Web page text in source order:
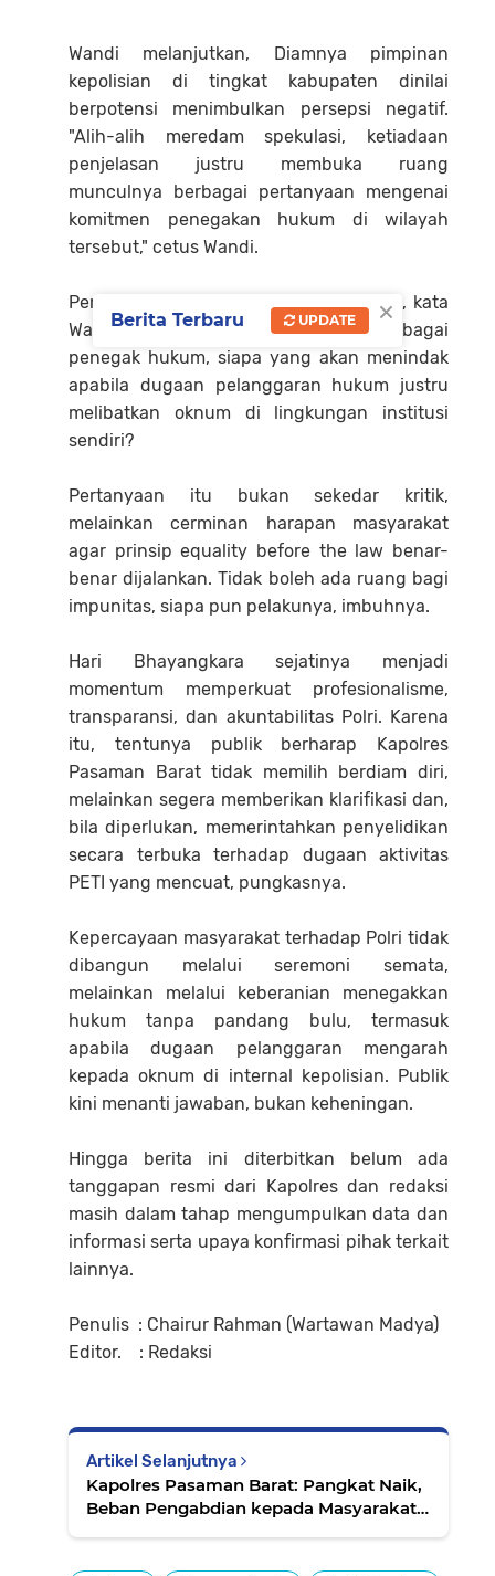
Wandi melanjutkan, Diamnya pimpinan
kepolisian di tingkat kabupaten dinilai
berpotensi menimbulkan persepsi negatif.
"Alih-alih meredam spekulasi, ketiadaan
penjelasan justru membuka ruang
munculnya berbagai pertanyaan mengenai
komitmen penegakan hukum di wilayah
tersebut," cetus Wandi.
Pertanyaan mendasar pun mengemuka, kata
Wandi, jika Polri diberi amanat sebagai
penegak hukum, siapa yang akan menindak
apabila dugaan pelanggaran hukum justru
melibatkan oknum di lingkungan institusi
sendiri?
Pertanyaan itu bukan sekedar kritik,
melainkan cerminan harapan masyarakat
agar prinsip equality before the law benar-
benar dijalankan. Tidak boleh ada ruang bagi
impunitas, siapa pun pelakunya, imbuhnya.
Hari Bhayangkara sejatinya menjadi
momentum memperkuat profesionalisme,
transparansi, dan akuntabilitas Polri. Karena
itu, tentunya publik berharap Kapolres
Pasaman Barat tidak memilih berdiam diri,
melainkan segera memberikan klarifikasi dan,
bila diperlukan, memerintahkan penyelidikan
secara terbuka terhadap dugaan aktivitas
PETI yang mencuat, pungkasnya.
Kepercayaan masyarakat terhadap Polri tidak
dibangun melalui seremoni semata,
melainkan melalui keberanian menegakkan
hukum tanpa pandang bulu, termasuk
apabila dugaan pelanggaran mengarah
kepada oknum di internal kepolisian. Publik
kini menanti jawaban, bukan keheningan.
Hingga berita ini diterbitkan belum ada
tanggapan resmi dari Kapolres dan redaksi
masih dalam tahap mengumpulkan data dan
informasi serta upaya konfirmasi pihak terkait
lainnya.
Penulis : Chairur Rahman (Wartawan Madya)
Editor. : Redaksi
Artikel Selanjutnya
Kapolres Pasaman Barat: Pangkat Naik,
Beban Pengabdian kepada Masyarakat
×
Berita Terbaru UPDATE